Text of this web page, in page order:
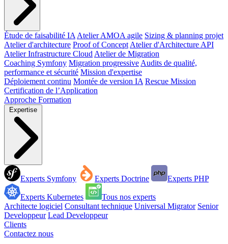
Étude de faisabilité IA Atelier AMOA agile Sizing & planning projet
Atelier d'architecture Proof of Concept Atelier d'Architecture API
Atelier Infrastructure Cloud Atelier de Migration
Coaching Symfony Migration progressive Audits de qualité,
performance et sécurité Mission d'expertise
Déploiement continu Montée de version IA Rescue Mission
Certification de l’Application
Approche Formation
Expertise
Experts Symfony Experts Doctrine Experts PHP
Experts Kubernetes
Tous nos experts
Architecte logiciel Consultant technique Universal Migrator Senior
Developpeur Lead Developpeur
Clients
Contactez nous